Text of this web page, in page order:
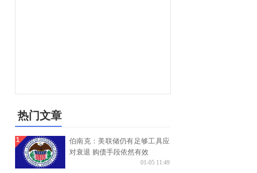
热门文章
伯南克：美联储仍有足够工具应
对衰退 购债手段依然有效
01-05 11:49